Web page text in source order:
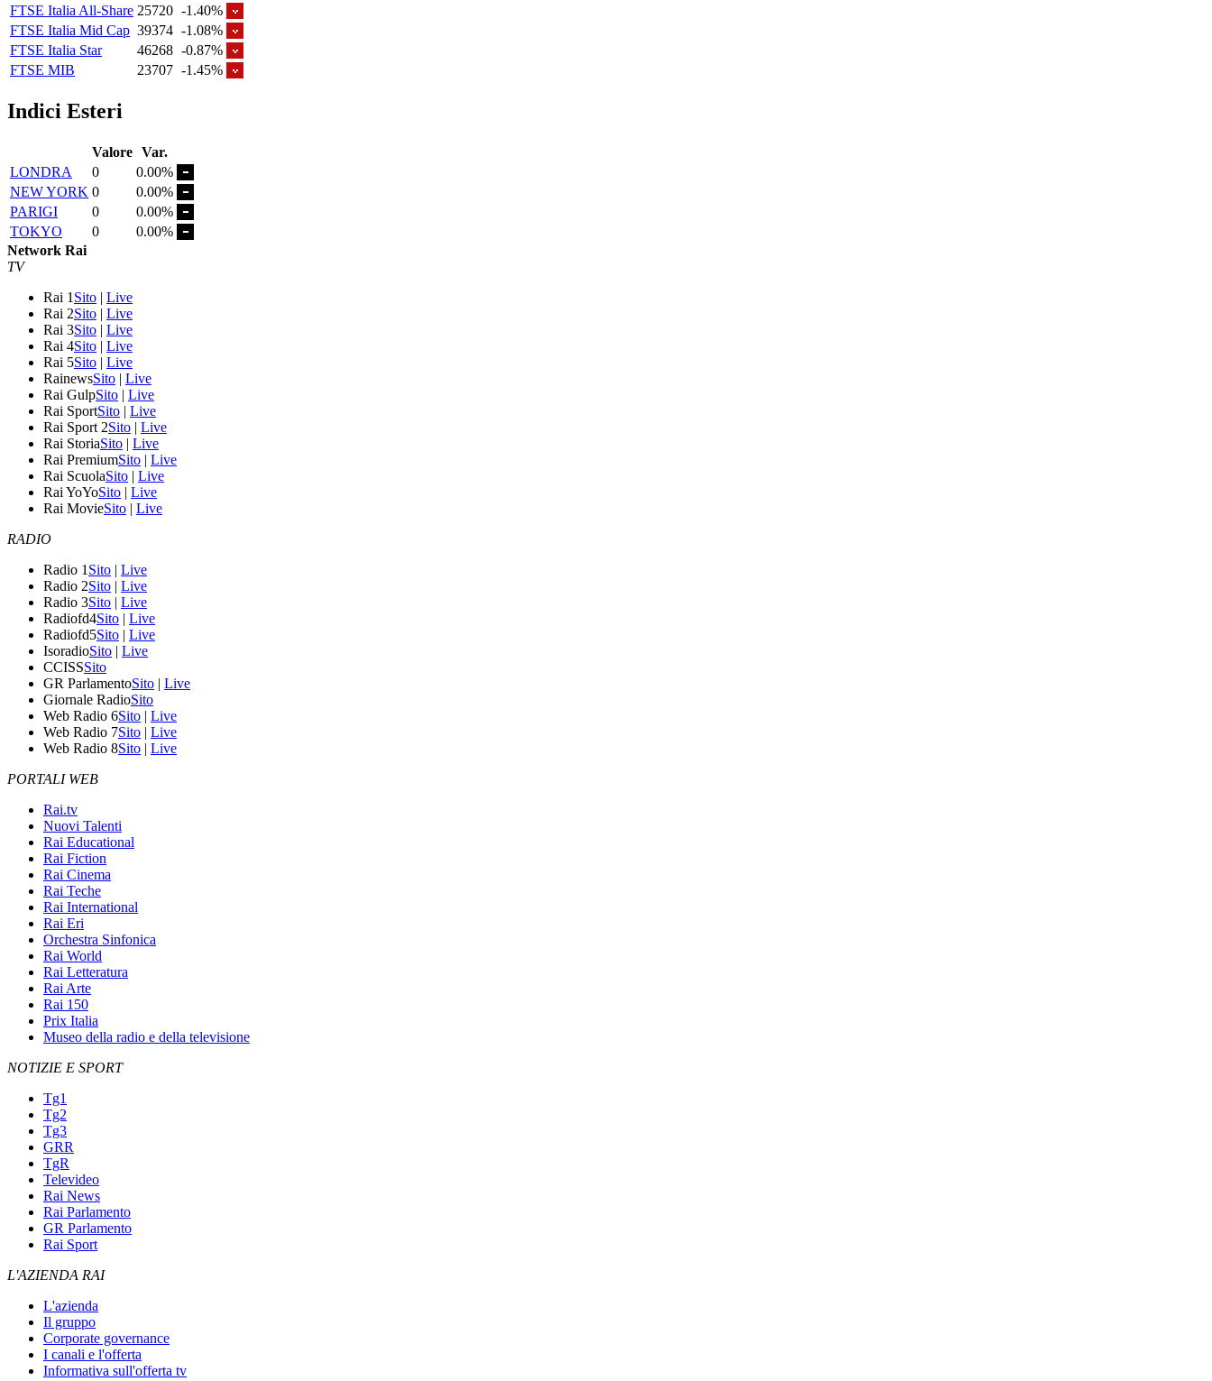
FTSE Italia All-Share 25720 -1.40%
FTSE Italia Mid Cap 39374 -1.08%
FTSE Italia Star
46268 -0.87%
FTSE MIB
23707 -1.45%
Indici Esteri
Valore Var.
LONDRA
0
0.00%
NEW YORK 0
0.00%
PARIGI
0
0.00%
TOKYO
0
0.00%
Network Rai
TV
Rai 1 Sito | Live
Rai 2Sito | Live
Rai 3Sito | Live
Rai 4Sito | Live
Rai 5Sito | Live
RainewsSito | Live
Rai GulpSito | Live
Rai SportSito | Live
Rai Sport 2Sito | Live
Rai StoriaSito | Live
Rai PremiumSito | Live
Rai ScuolaSito | Live
Rai YoYoSito | Live
Rai MovieSito | Live
RADIO
Radio 1 Sito | Live
Radio 2Sito | Live
Radio 3Sito | Live
Radiofd4Sito | Live
Radiofd5Sito | Live
IsoradioSito | Live
CCISSSito
GR ParlamentoSito | Live
Giornale RadioSito
Web Radio 6Sito | Live
Web Radio 7Sito | Live
Web Radio 8Sito | Live
PORTALI WEB
Rai.tv
Nuovi Talenti
Rai Educational
Rai Fiction
Rai Cinema
Rai Teche
Rai International
Rai Eri
Orchestra Sinfonica
Rai World
Rai Letteratura
Rai Arte
Rai 150
Prix Italia
Museo della radio e della televisione
NOTIZIE E SPORT
Tg1
Tg2
Tg3
GRR
TgR
Televideo
Rai News
Rai Parlamento
GR Parlamento
Rai Sport
L'AZIENDA RAI
L'azienda
Il gruppo
Corporate governance
I canali e l'offerta
Informativa sull'offerta tv